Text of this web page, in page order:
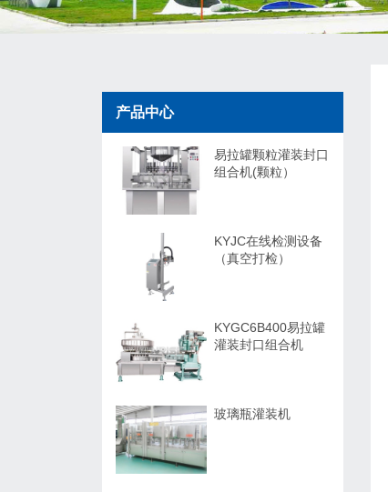
产品中心
易拉罐颗粒灌装封口
组合机(颗粒）
KYJC在线检测设备
（真空打检）
KYGC6B400易拉罐
灌装封口组合机
玻璃瓶灌装机